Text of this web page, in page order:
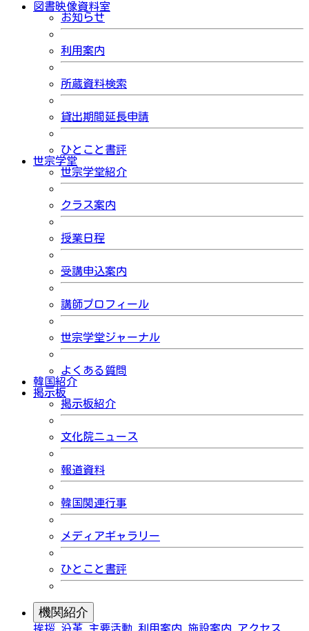
図書映像資料室
お知らせ
利用案内
所蔵資料検索
貸出期間延長申請
ひとこと書評
世宗学堂
世宗学堂紹介
クラス案内
授業日程
受講申込案内
講師プロフィール
世宗学堂ジャーナル
よくある質問
韓国紹介
掲示板
掲示板紹介
文化院ニュース
報道資料
韓国関連行事
メディアギャラリー
ひとこと書評
機関紹介
挨拶 沿革 主要活動 利用案内 施設案内 アクセス